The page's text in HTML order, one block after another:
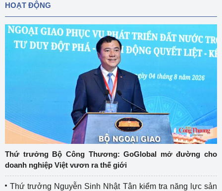
HOẠT ĐỘNG
Thứ trưởng Bộ Công Thương: GoGlobal mở đường cho
doanh nghiệp Việt vươn ra thế giới
Thứ trưởng Nguyễn Sinh Nhật Tân kiểm tra năng lực sản